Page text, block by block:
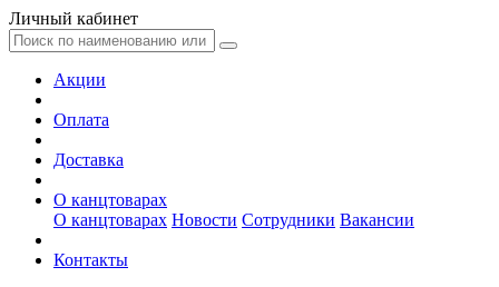
Личный кабинет
Акции
Оплата
Доставка
О канцтоварах
О канцтоварах Новости Сотрудники Вакансии
Контакты